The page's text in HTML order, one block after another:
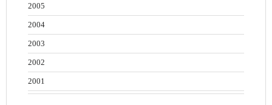
2005
2004
2003
2002
2001